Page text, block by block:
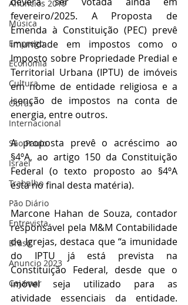
Anuncios 2019
Música
Emprego
Economia
Cultura
Obras
Internacional
São Paulo
Israel
Trabalho
Pão Diário
Entrevista
Brasil
Anuncio 2023
Cajamar
fevereiro/2025. A Proposta de
Emenda à Constituição (PEC) prevê
imunidade em impostos como o
Imposto sobre Propriedade Predial e
Territorial Urbana (IPTU) de imóveis
em nome de entidade religiosa e a
isenção de impostos na conta de
energia, entre outros.
A proposta prevê o acréscimo ao
§4ºA, ao artigo 150 da Constituição
Federal (o texto proposto ao §4ºA
está no final desta matéria).
Marcone Hahan de Souza, contador
responsável pela M&M Contabilidade
de Igrejas, destaca que “a imunidade
do IPTU já está prevista na
Constituição Federal, desde que o
imóvel seja utilizado para as
atividade essenciais da entidade.